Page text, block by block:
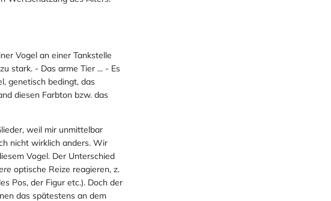
Vogel an einer Tankstelle
stark. - Das arme Tier ... - Es
genetisch bedingt, das
diesen Farbton bzw. das
weil mir unmittelbar
nicht wirklich anders. Wir
Vogel. Der Unterschied
optische Reize reagieren, z.
Pos, der Figur etc.). Doch der
das spätestens an dem